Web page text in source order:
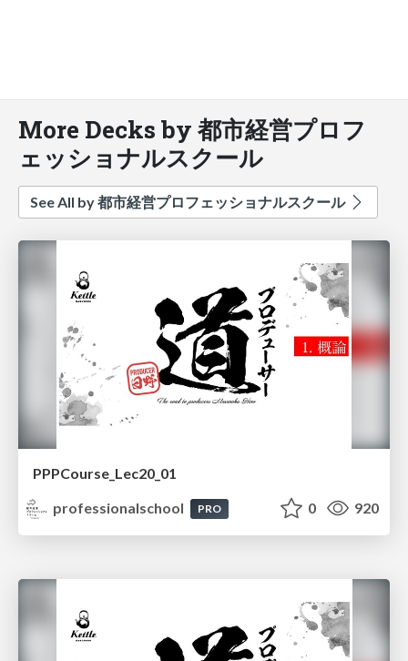
More Decks by 都市経営プロフ
ェッショナルスクール
See All by 都市経営プロフェッショナルスクール
PPPCourse_Lec20_01
professionalschool
PRO 0 920